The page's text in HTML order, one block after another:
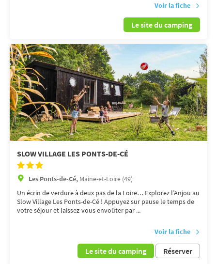
Voir la fiche
Le site du camping
SLOW VILLAGE LES PONTS-DE-CÉ
Les Ponts-de-Cé, Maine-et-Loire (49)
Un écrin de verdure à deux pas de la Loire… Explorez l’Anjou au
Slow Village Les Ponts-de-Cé ! Appuyez sur pause le temps de
votre séjour et laissez-vous envoûter par ...
Voir la fiche
Le site du camping Réserver